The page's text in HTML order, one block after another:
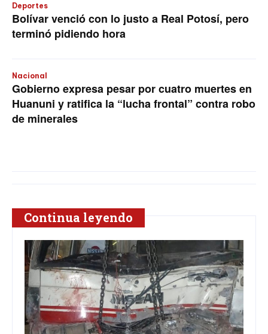
Deportes
Bolívar venció con lo justo a Real Potosí, pero
terminó pidiendo hora
Nacional
Gobierno expresa pesar por cuatro muertes en
Huanuni y ratifica la “lucha frontal” contra robo
de minerales
Continua leyendo